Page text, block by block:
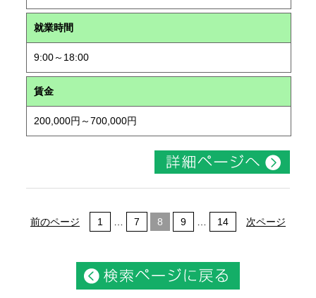
就業時間
9:00～18:00
賃金
200,000円～700,000円
前のページ 1 7 8 9 14 次ページ